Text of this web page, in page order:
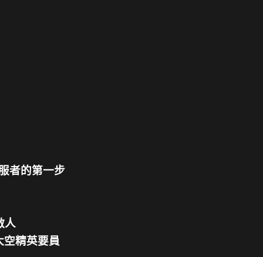
者的第一步
人
精英要員